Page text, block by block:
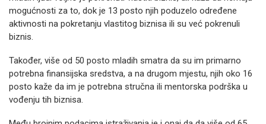
mogućnosti za to, dok je 13 posto njih poduzelo određene
aktivnosti na pokretanju vlastitog biznisa ili su već pokrenuli
biznis.
Također, više od 50 posto mladih smatra da su im primarno
potrebna finansijska sredstva, a na drugom mjestu, njih oko 16
posto kaže da im je potrebna stručna ili mentorska podrška u
vođenju tih biznisa.